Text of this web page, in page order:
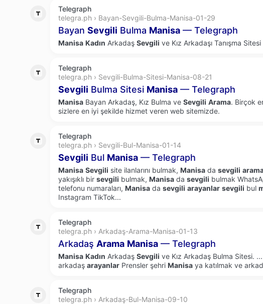
Telegraph
telegra.ph › Bayan-Sevgili-Bulma-Manisa-01-29
Bayan Sevgili Bulma Manisa — Telegraph
Manisa Kadın Arkadaş Sevgili ve Kız Arkadaşı Tanışma
Telegraph
telegra.ph › Sevgili-Bulma-Sitesi-Manisa-08-21
Sevgili Bulma Sitesi Manisa — Telegraph
Manisa Bayan Arkadaş, Kız Bulma ve Sevgili Arama. Birçok
sizlere en iyi şekilde hizmet veren web sitemizde.
Telegraph
telegra.ph › Sevgili-Bul-Manisa-01-14
Sevgili Bul Manisa — Telegraph
Manisa Sevgili site ilanlarını bulmak, Manisa da sevgili
yakışıklı bir sevgili bulmak, Manisa da sevgili bulmak
telefonu numaraları, Manisa da sevgili arayanlar sevgili bul
Instagram TikTok...
Telegraph
telegra.ph › Arkadaş-Arama-Manisa-01-13
Arkadaş Arama Manisa — Telegraph
Manisa Kadın Arkadaş Sevgili ve Kız Arkadaş Bulma Sitesi. ...
arkadaş arayanlar Prensler şehri Manisa ya katılmak ve
Telegraph
telegra.ph › Arkadaş-Bul-Manisa-09-10